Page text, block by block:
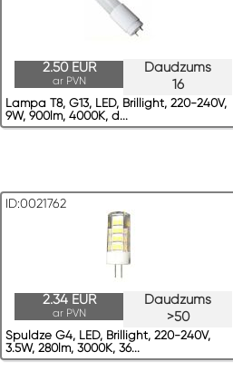
Daudzums
16
2.50 EUR
ar PVN
Lampa T8, G13, LED, Brillight, 220-240V,
9W, 900lm, 4000K, d...
ID:0021762
Daudzums
>50
2.34 EUR
ar PVN
Spuldze G4, LED, Brillight, 220-240V,
3.5W, 280lm, 3000K, 36...